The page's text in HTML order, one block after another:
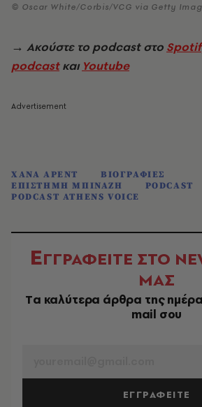
© Oscar White/Corbis/VCG via Getty
→ Ακούστε το podcast στο
podcastκαι Youtube
ΧΑΝΑ ΑΡΕΝΤ
ΒΙΟΓΡΑΦΙΕΣ
ΕΠΙΣΤΗΜΗ ΜΠΙΝΑΖΗ
PODCAST
PODCAST ATHENS VOICE
ΕΓΓΡΑΦΕΙΤΕ ΣΤΟ
ΜΑΣ
Tα καλύτερα άρθρα της
mail σου
ΕΓΓΡΑΦΕΙΤΕ